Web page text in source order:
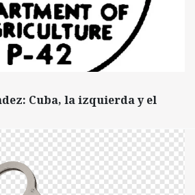
Cuba, la izquierda y el